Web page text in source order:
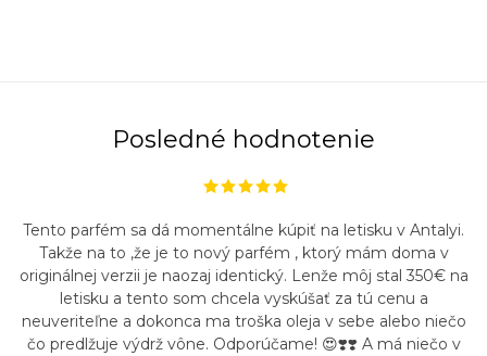
Posledné hodnotenie
Tento parfém sa dá momentálne kúpiť na letisku v Antalyi.
Takže na to ,že je to nový parfém , ktorý mám doma v
originálnej verzii je naozaj identický. Lenže môj stal 350€ na
letisku a tento som chcela vyskúšať za tú cenu a
neuveriteľne a dokonca ma troška oleja v sebe alebo niečo
čo predlžuje výdrž vône. Odporúčame! 😍❣️❣️ A má niečo v